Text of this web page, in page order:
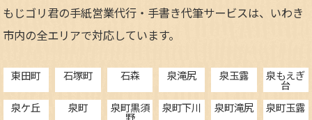
もじゴリ君の手紙営業代行・手書き代筆サービスは、いわき
市内の全エリアで対応しています。
東田町 石塚町 石森 泉滝尻 泉玉露 泉もえぎ
台
泉ケ丘
泉町 泉町黒須
野
泉町下川 泉町滝尻 泉町玉露